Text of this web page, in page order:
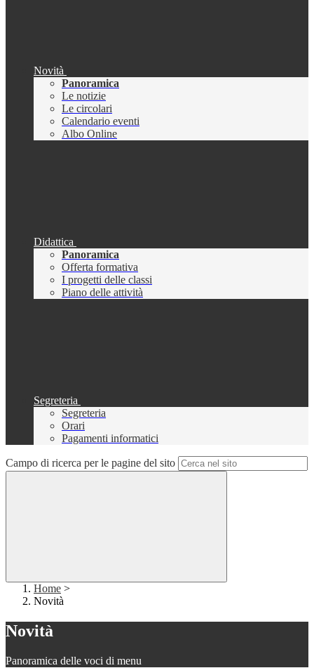
Novità
Panoramica
Le notizie
Le circolari
Calendario eventi
Albo Online
Didattica
Panoramica
Offerta formativa
I progetti delle classi
Piano delle attività
Segreteria
Segreteria
Orari
Pagamenti informatici
Campo di ricerca per le pagine del sito
Home >
Novità
Novità
Panoramica delle voci di menu